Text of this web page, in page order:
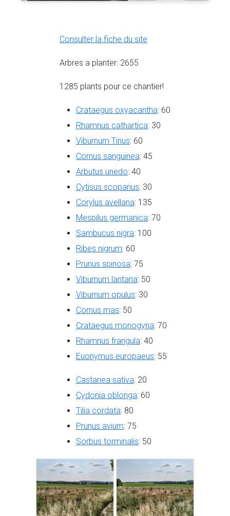
Consulter la fiche du site
Arbres a planter: 2655
1285 plants pour ce chantier!
Crataegus oxyacantha: 60
Rhamnus cathartica: 30
Viburnum Tinus: 60
Cornus sanguinea: 45
Arbutus unedo: 40
Cytisus scoparius: 30
Corylus avellana: 135
Mespilus germanica: 70
Sambucus nigra: 100
Ribes nigrum: 60
Prunus spinosa: 75
Viburnum lantana: 50
Viburnum opulus: 30
Cornus mas: 50
Crataegus monogyna: 70
Rhamnus frangula: 40
Euonymus europaeus: 55
Castanea sativa: 20
Cydonia oblonga: 60
Tilia cordata: 80
Prunus avium: 75
Sorbus torminalis: 50